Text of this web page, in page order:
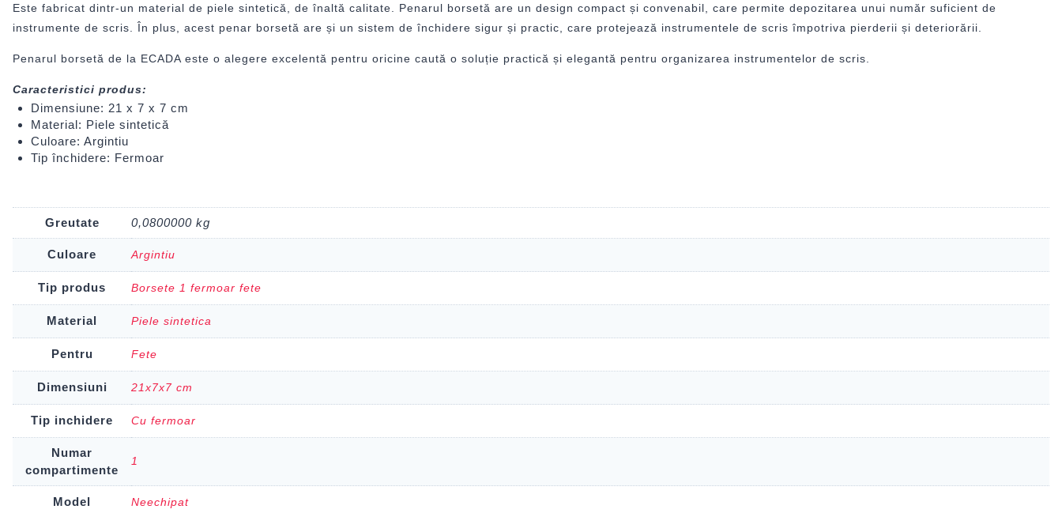
Este fabricat dintr-un material de piele sintetică, de înaltă calitate. Penarul borsetă are un design compact și convenabil, care permite depozitarea unui număr suficient de
instrumente de scris. În plus, acest penar borsetă are și un sistem de închidere sigur și practic, care protejează instrumentele de scris împotriva pierderii și deteriorării.
Penarul borsetă de la ECADA este o alegere excelentă pentru oricine caută o soluție practică și elegantă pentru organizarea instrumentelor de scris.
Caracteristici produs:
Dimensiune: 21 x 7 x 7 cm
Material: Piele sintetică
Culoare: Argintiu
Tip închidere: Fermoar
Greutate 0,0800000 kg
Culoare Argintiu
Tip produs Borsete 1 fermoar fete
Material Piele sintetica
Pentru Fete
Dimensiuni 21x7x7 cm
Tip inchidere Cu fermoar
Numar
compartimente
1
Model Neechipat